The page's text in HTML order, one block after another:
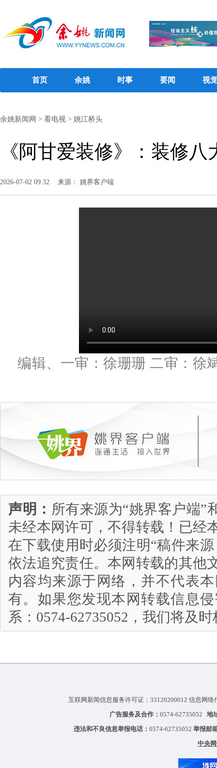
首页 余姚 时事 要闻 视
余姚新闻网 > 看电视 > 姚江桥头
《阿甘爱装修》：装修
2026-07-02 09:32 来源： 姚界客户端
编辑、一审：徐珊珊 二审：徐
声明： 所有来源为“姚界客户端”
未经本网许可，不得转载！已经
在下载使用时必须注明“稿件来
依法追究责任。本网转载的其他
内容均来源于网络，并不代表
有。如果您发现本网转载信息
系：0574-62735052，我们将及
互联网新闻信息服务许可证：33120200012 信息网
广告服务及合作： 0574-62735052 地
违法和不良信息举报电话： 0574-62735052 举报邮
中央